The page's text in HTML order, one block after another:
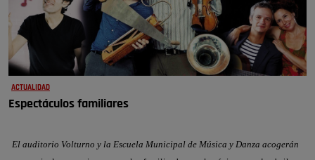
ACTUALIDAD
Espectáculos familiares
El auditorio Volturno y la Escuela Municipal de Música y Danza acogerán